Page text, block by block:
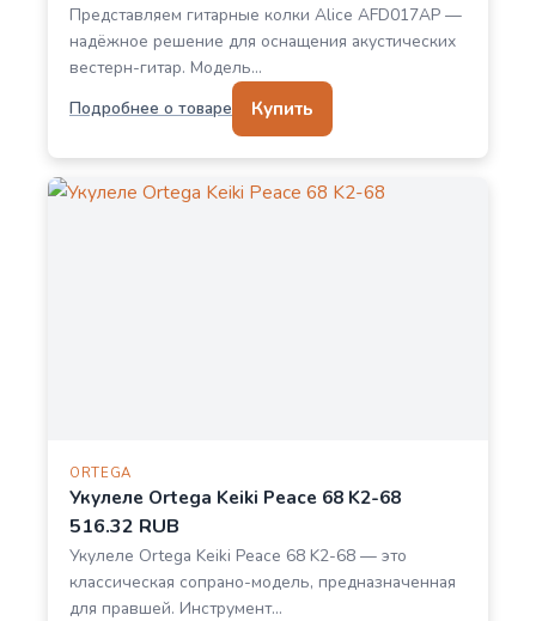
Представляем гитарные колки Alice AFD017AP —
надёжное решение для оснащения акустических
вестерн-гитар. Модель…
Подробнее о товаре
Купить
ORTEGA
Укулеле Ortega Keiki Peace 68 K2-68
516.32 RUB
Укулеле Ortega Keiki Peace 68 K2-68 — это
классическая сопрано-модель, предназначенная
для правшей. Инструмент…